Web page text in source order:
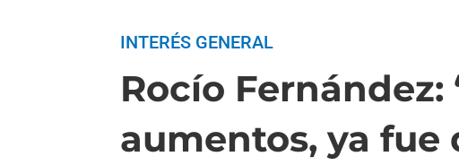
INTERÉS GENERAL
Rocío
aumentos, ya fue